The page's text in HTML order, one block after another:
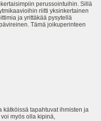
perussointuihin. Sillä
riitti yksinkertainen
ja yrittäkää pysytellä
Tämä joikuperinteen
kätköissä tapahtuvat ihmisten ja
myös olla kipinä,